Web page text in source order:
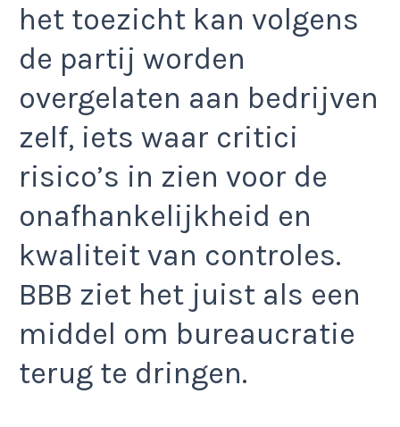
het toezicht kan volgens
de partij worden
overgelaten aan bedrijven
zelf, iets waar critici
risico’s in zien voor de
onafhankelijkheid en
kwaliteit van controles.
BBB ziet het juist als een
middel om bureaucratie
terug te dringen.